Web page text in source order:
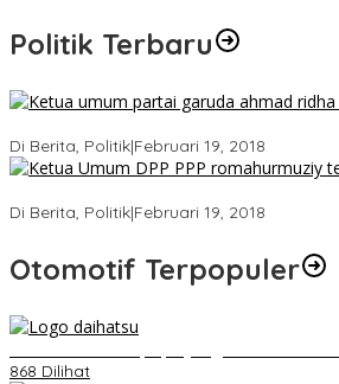
Politik Terbaru
Di Berita, Politik|Februari 19, 2018
Di Berita, Politik|Februari 19, 2018
Otomotif Terpopuler
868 Dilihat